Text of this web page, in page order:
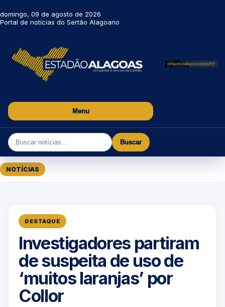
domingo, 09 de agosto de 2026
Portal de notícias do Sertão Alagoano
Menu
Buscar
NOTÍCIAS
DESTAQUE
Investigadores partiram
de suspeita de uso de
‘muitos laranjas’ por
Collor